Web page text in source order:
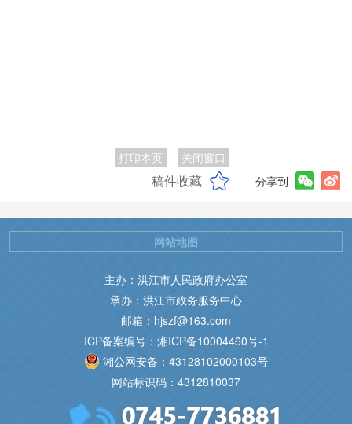
打印本页 关闭窗口
稿件收藏 分享到
主办：洪江市人民政府办公室
承办：洪江市政务服务中心
邮箱：hjszf@163.com
ICP备案编号：湘ICP备10004460号-1
湘公网安备：43128102000103号
网站标识码：4312810037
网站地图